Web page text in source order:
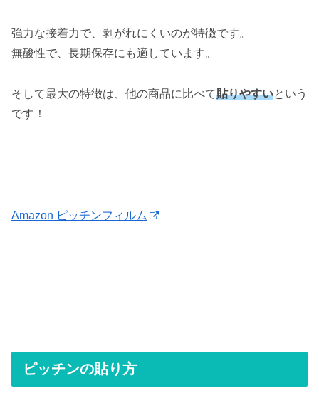
強力な接着力で、剥がれにくいのが特徴です。
無酸性で、長期保存にも適しています。
そして最大の特徴は、他の商品に比べて貼りやすいという
です！
Amazon ピッチンフィルム
ピッチンの貼り方